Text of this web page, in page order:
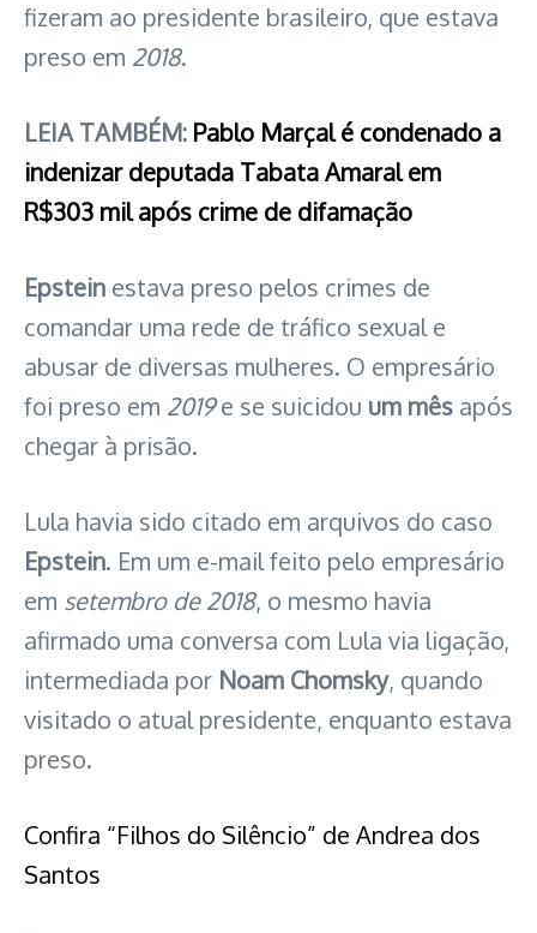
fizeram ao presidente brasileiro, que estava
preso em 2018.
LEIA TAMBÉM: Pablo Marçal é condenado a
indenizar deputada Tabata Amaral em
R$303 mil após crime de difamação
Epstein estava preso pelos crimes de
comandar uma rede de tráfico sexual e
abusar de diversas mulheres. O empresário
foi preso em 2019e se suicidou um mês após
chegar à prisão.
Lula havia sido citado em arquivos do caso
Epstein. Em um e-mail feito pelo empresário
em setembro de 2018, o mesmo havia
afirmado uma conversa com Lula via ligação,
intermediada por Noam Chomsky, quando
visitado o atual presidente, enquanto estava
preso.
Confira “Filhos do Silêncio” de Andrea dos
Santos